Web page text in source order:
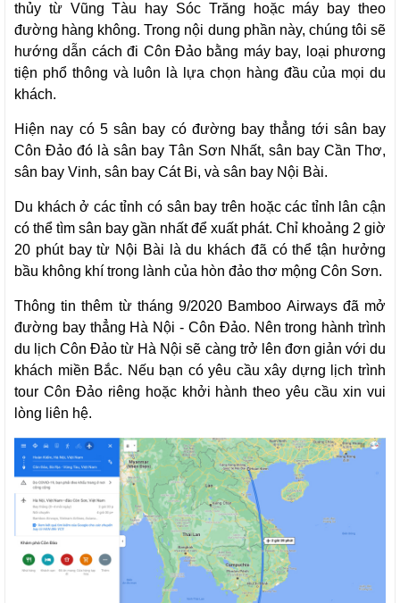
thủy từ Vũng Tàu hay Sóc Trăng hoặc máy bay theo
đường hàng không. Trong nội dung phần này, chúng tôi sẽ
hướng dẫn cách đi Côn Đảo bằng máy bay, loại phương
tiện phổ thông và luôn là lựa chọn hàng đầu của mọi du
khách.
Hiện nay có 5 sân bay có đường bay thẳng tới sân bay
Côn Đảo đó là sân bay Tân Sơn Nhất, sân bay Cần Thơ,
sân bay Vinh, sân bay Cát Bi, và sân bay Nội Bài.
Du khách ở các tỉnh có sân bay trên hoặc các tỉnh lân cận
có thể tìm sân bay gần nhất để xuất phát. Chỉ khoảng 2 giờ
20 phút bay từ Nội Bài là du khách đã có thể tận hưởng
bầu không khí trong lành của hòn đảo thơ mộng Côn Sơn.
Thông tin thêm từ tháng 9/2020 Bamboo Airways đã mở
đường bay thẳng Hà Nội - Côn Đảo. Nên trong hành trình
du lịch Côn Đảo từ Hà Nội sẽ càng trở lên đơn giản với du
khách miền Bắc. Nếu bạn có yêu cầu xây dựng lịch trình
tour Côn Đảo riêng hoặc khởi hành theo yêu cầu xin vui
lòng liên hệ.